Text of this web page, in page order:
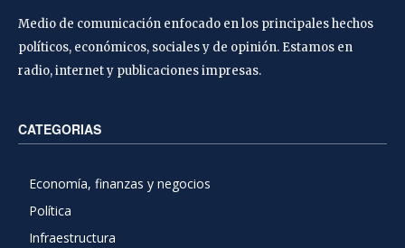
Medio de comunicación enfocado en los principales hechos
políticos, económicos, sociales y de opinión. Estamos en
radio, internet y publicaciones impresas.
CATEGORIAS
Economía, finanzas y negocios
Política
Infraestructura